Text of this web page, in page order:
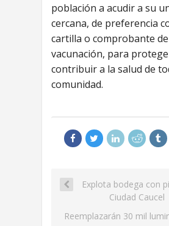
población a acudir a su
cercana, de preferencia
cartilla o comprobante de
vacunación, para
contribuir a la salud de
comunidad.
Explota bodega con
Ciudad Caucel
Reemplazarán 30 mil